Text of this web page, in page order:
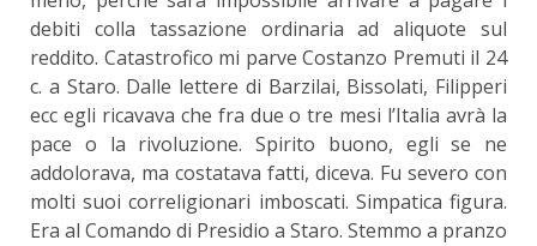
debiti colla tassazione ordinaria ad aliquote sul
reddito. Catastrofico mi parve Costanzo Premuti il 24
c. a Staro. Dalle lettere di Barzilai, Bissolati, Filipperi
ecc egli ricavava che fra due o tre mesi l’Italia avrà la
pace o la rivoluzione. Spirito buono, egli se ne
addolorava, ma costatava fatti, diceva. Fu severo con
molti suoi correligionari imboscati. Simpatica figura.
Era al Comando di Presidio a Staro. Stemmo a pranzo